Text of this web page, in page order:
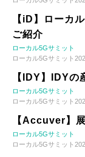
【iD】ローカ
ご紹介
ローカル5Gサミット
ローカル5Gサミット
【IDY】IDYの
ローカル5Gサミット
ローカル5Gサミット
【Accuver】
ローカル5Gサミット
ローカル5Gサミット